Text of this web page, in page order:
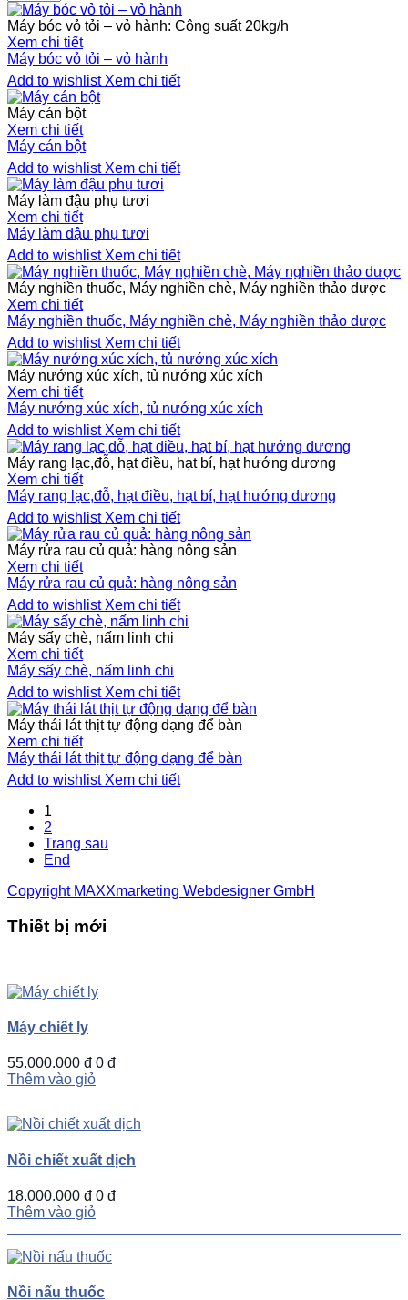
Máy bóc vỏ tỏi – vỏ hành: Công suất 20kg/h
Xem chi tiết
Máy bóc vỏ tỏi – vỏ hành
Add to wishlist Xem chi tiết
Máy cán bột
Xem chi tiết
Máy cán bột
Add to wishlist Xem chi tiết
Máy làm đậu phụ tươi
Xem chi tiết
Máy làm đậu phụ tươi
Add to wishlist Xem chi tiết
Máy nghiền thuốc, Máy nghiền chè, Máy nghiền thảo dược
Xem chi tiết
Máy nghiền thuốc, Máy nghiền chè, Máy nghiền thảo dược
Add to wishlist Xem chi tiết
Máy nướng xúc xích, tủ nướng xúc xích
Xem chi tiết
Máy nướng xúc xích, tủ nướng xúc xích
Add to wishlist Xem chi tiết
Máy rang lạc,đỗ, hạt điều, hạt bí, hạt hướng dương
Xem chi tiết
Máy rang lạc,đỗ, hạt điều, hạt bí, hạt hướng dương
Add to wishlist Xem chi tiết
Máy rửa rau củ quả: hàng nông sản
Xem chi tiết
Máy rửa rau củ quả: hàng nông sản
Add to wishlist Xem chi tiết
Máy sấy chè, nấm linh chi
Xem chi tiết
Máy sấy chè, nấm linh chi
Add to wishlist Xem chi tiết
Máy thái lát thịt tự động dạng để bàn
Xem chi tiết
Máy thái lát thịt tự động dạng để bàn
Add to wishlist Xem chi tiết
1
2
Trang sau
End
Copyright MAXXmarketing Webdesigner GmbH
Thiết bị mới
Máy chiết ly
55.000.000 đ 0 đ
Thêm vào giỏ
Nồi chiết xuất dịch
18.000.000 đ 0 đ
Thêm vào giỏ
Nồi nấu thuốc